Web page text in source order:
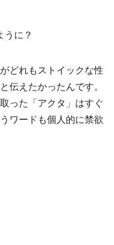
に？
どれもストイックな性
伝えたかったんです。
った「アクタ」はすぐ
ワードも個人的に禁欲